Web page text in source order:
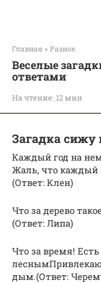
Главная » Разное
Веселые
ответами
На чтение: 12 мин
Загадка сижу
Каждый год на
Жаль, что каждый
(Ответ: Клен)
Что за дерево
(Ответ: Липа)
Что за время!
дым.(Ответ: